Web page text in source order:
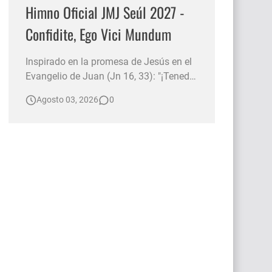
Himno Oficial JMJ Seúl 2027 -
Confidite, Ego Vici Mundum
Inspirado en la promesa de Jesús en el
Evangelio de Juan (Jn 16, 33): "¡Tened
himno invita a renovar la fe y la
Agosto 03, 2026 0